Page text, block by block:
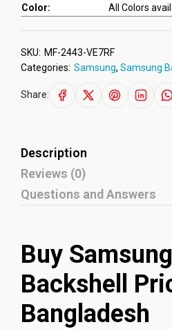
Color:
All Colors
SKU: MF-2443-VE7RF
Categories: Samsung, Samsung
Share:
Description
Reviews (0)
Questions and Answers
Buy
Backshell
Bangladesh